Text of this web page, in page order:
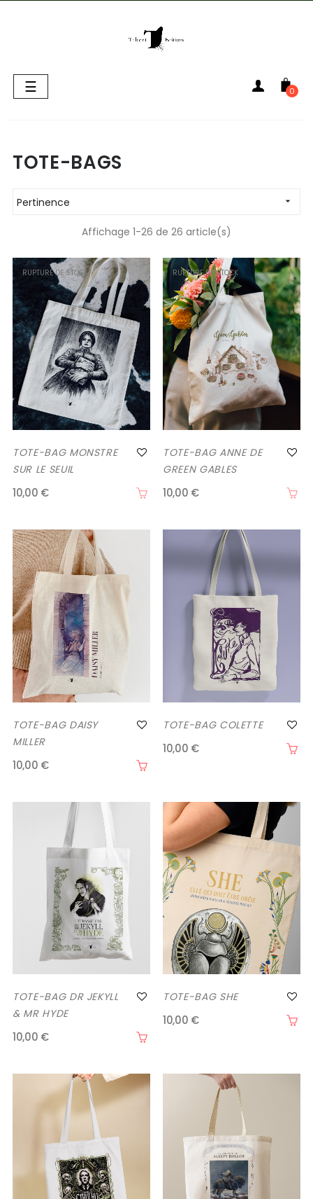
Basculer
la
☰ 0
TOTE-BAGS
Pertinence 
Affichage 1-26 de 26 article(s)
RUPTURE DE STOCK
TOTE-BAG MONSTRE
SUR LE SEUIL
10,00 €
RUPTURE DE STOCK
TOTE-BAG ANNE DE
GREEN GABLES
10,00 €
TOTE-BAG DAISY
MILLER
10,00 €
TOTE-BAG COLETTE
10,00 €
TOTE-BAG DR JEKYLL
& MR HYDE
10,00 €
TOTE-BAG SHE
10,00 €